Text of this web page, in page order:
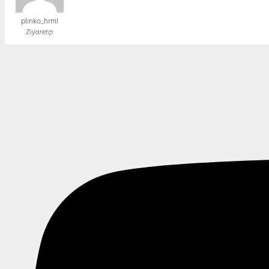
plinko_hrml
Ziyaretçi